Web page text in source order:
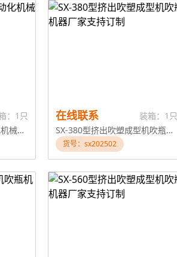
：1只
多功能立式装盒机 自动化机械设备
在线联系
装箱：1只
SX-380型挤出吹塑成型机吹瓶机器厂家支持订制
货号：sx202502